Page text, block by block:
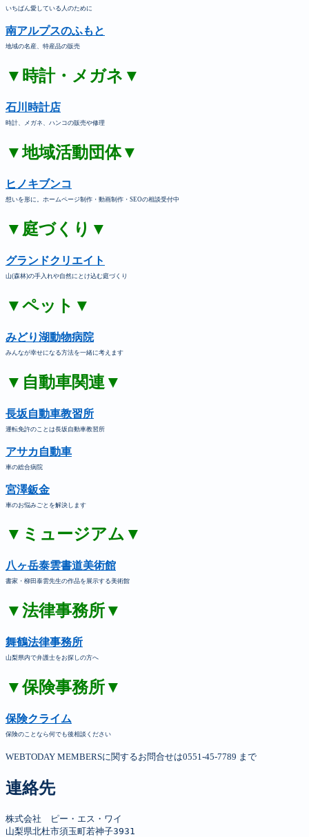
いちばん愛している人のために
南アルプスのふもと
地域の名産、特産品の販売
▼時計・メガネ▼
石川時計店
時計、メガネ、ハンコの販売や修理
▼地域活動団体▼
ヒノキブンコ
想いを形に。ホームページ制作・動画制作・SEOの相談受付中
▼庭づくり▼
グランドクリエイト
山(森林)の手入れや自然にとけ込む庭づくり
▼ペット▼
みどり湖動物病院
みんなが幸せになる方法を一緒に考えます
▼自動車関連▼
長坂自動車教習所
運転免許のことは長坂自動車教習所
アサカ自動車
車の総合病院
宮澤鈑金
車のお悩みごとを解決します
▼ミュージアム▼
八ヶ岳泰雲書道美術館
書家・柳田泰雲先生の作品を展示する美術館
▼法律事務所▼
舞鶴法律事務所
山梨県内で弁護士をお探しの方へ
▼保険事務所▼
保険クライム
保険のことなら何でも後相談ください
WEBTODAY MEMBERSに関するお問合せは0551-45-7789 まで
連絡先
株式会社　ピー・エス・ワイ
山梨県北杜市須玉町若神子3931